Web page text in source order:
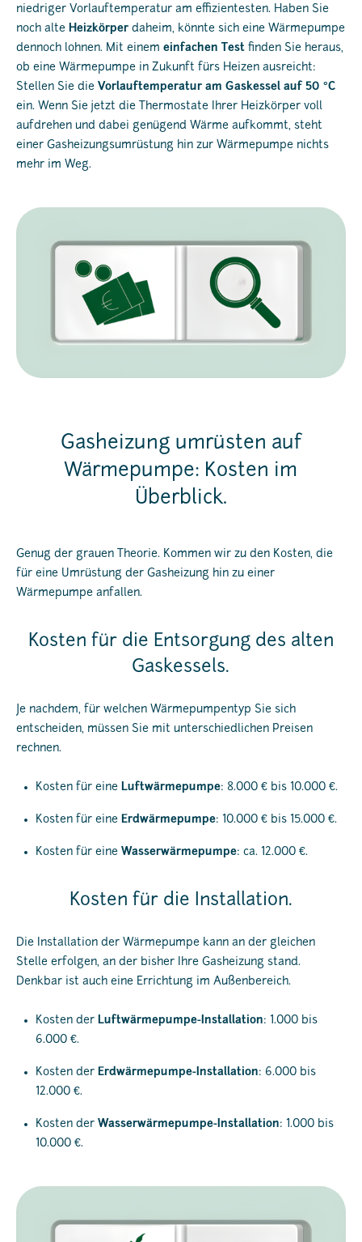
niedriger Vorlauftemperatur am effizientesten. Haben Sie
noch alte Heizkörper daheim, könnte sich eine Wärmepumpe
dennoch lohnen. Mit einem einfachen Test finden Sie heraus,
ob eine Wärmepumpe in Zukunft fürs Heizen ausreicht:
Stellen Sie die Vorlauftemperatur am Gaskessel auf 50 °C
ein. Wenn Sie jetzt die Thermostate Ihrer Heizkörper voll
aufdrehen und dabei genügend Wärme aufkommt, steht
einer Gasheizungsumrüstung hin zur Wärmepumpe nichts
mehr im Weg.
Gasheizung umrüsten auf
Wärmepumpe: Kosten im
Überblick.
Genug der grauen Theorie. Kommen wir zu den Kosten, die
für eine Umrüstung der Gasheizung hin zu einer
Wärmepumpe anfallen.
Kosten für die Entsorgung des alten
Gaskessels.
Je nachdem, für welchen Wärmepumpentyp Sie sich
entscheiden, müssen Sie mit unterschiedlichen Preisen
rechnen.
Kosten für eine Luftwärmepumpe: 8.000 € bis 10.000 €.
Kosten für eine Erdwärmepumpe: 10.000 € bis 15.000 €.
Kosten für eine Wasserwärmepumpe: ca. 12.000 €.
Kosten für die Installation.
Die Installation der Wärmepumpe kann an der gleichen
Stelle erfolgen, an der bisher Ihre Gasheizung stand.
Denkbar ist auch eine Errichtung im Außenbereich.
Kosten der Luftwärmepumpe-Installation: 1.000 bis
6.000 €.
Kosten der Erdwärmepumpe-Installation: 6.000 bis
12.000 €.
Kosten der Wasserwärmepumpe-Installation: 1.000 bis
10.000 €.